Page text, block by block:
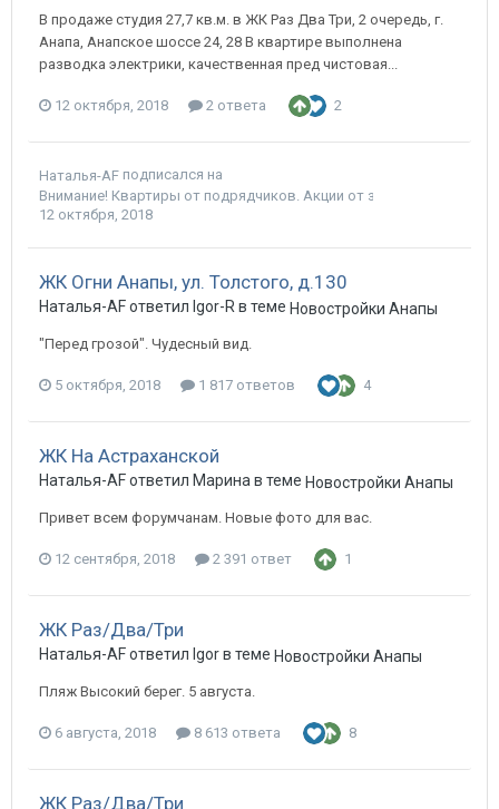
В продаже студия 27,7 кв.м. в ЖК Раз Два Три, 2 очередь, г.
Анапа, Анапское шоссе 24, 28 В квартире выполнена
разводка электрики, качественная пред чистовая...
12 октября, 2018 2 ответа 2
Наталья-AF подписался на
Внимание! Квартиры от подрядчиков. Акции от застройщиков.
12 октября, 2018
ЖК Огни Анапы, ул. Толстого, д.130
Наталья-AF ответил Igor-R в теме Новостройки Анапы
"Перед грозой". Чудесный вид.
5 октября, 2018 1 817 ответов 4
ЖК На Астраханской
Наталья-AF ответил Марина в теме Новостройки Анапы
Привет всем форумчанам. Новые фото для вас.
12 сентября, 2018 2 391 ответ 1
ЖК Раз/Два/Три
Наталья-AF ответил Igor в теме Новостройки Анапы
Пляж Высокий берег. 5 августа.
6 августа, 2018 8 613 ответа 8
ЖК Раз/Два/Три